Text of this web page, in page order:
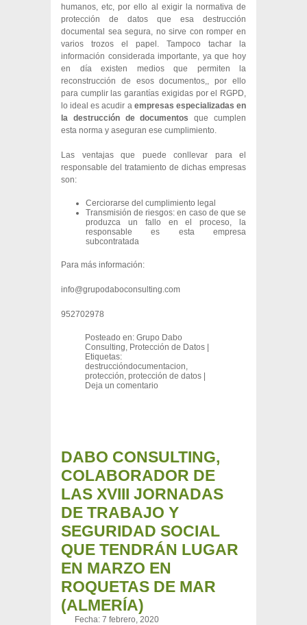
humanos, etc, por ello al exigir la normativa de
protección de datos que esa destrucción
documental sea segura, no sirve con romper en
varios trozos el papel. Tampoco tachar la
información considerada importante, ya que hoy
en día existen medios que permiten la
reconstrucción de esos documentos,, por ello
para cumplir las garantías exigidas por el RGPD,
lo ideal es acudir a empresas especializadas en
la destrucción de documentos
que cumplen
esta norma y aseguran ese cumplimiento.
Las ventajas que puede conllevar para el
responsable del tratamiento de dichas empresas
son:
Cerciorarse del cumplimiento legal
Transmisión de riesgos: en caso de que se
produzca un fallo en el proceso, la
responsable es esta empresa
subcontratada
Para más información:
info@grupodaboconsulting.com
952702978
Posteado en: Grupo Dabo
Consulting, Protección de Datos
Etiquetas:
destruccióndocumentacion,
protección, protección de datos
Deja un comentario
DABO CONSULTING,
COLABORADOR DE
LAS XVIII JORNADAS
DE TRABAJO Y
SEGURIDAD SOCIAL
QUE TENDRÁN LUGAR
EN MARZO EN
ROQUETAS DE MAR
(ALMERÍA)
Fecha: 7 febrero, 2020